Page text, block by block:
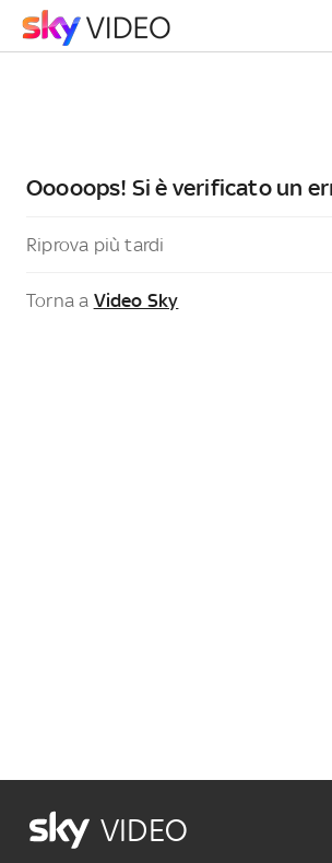
Ooooops! Si è verificato un
Riprova più tardi
Torna a Video Sky
VIDEO